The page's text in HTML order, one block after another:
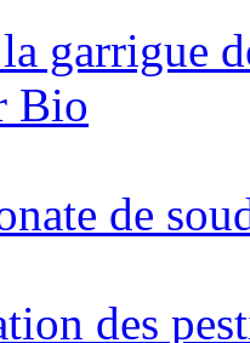
garrigue
Bio
de
des